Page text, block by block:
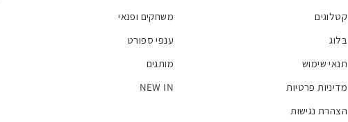
קטלוגים
בלוג
תנאי שימוש
מדיניות פרטיות
הצהרת נגישות
משחקים ופנאי
ענפי ספורט
מותגים
NEW IN